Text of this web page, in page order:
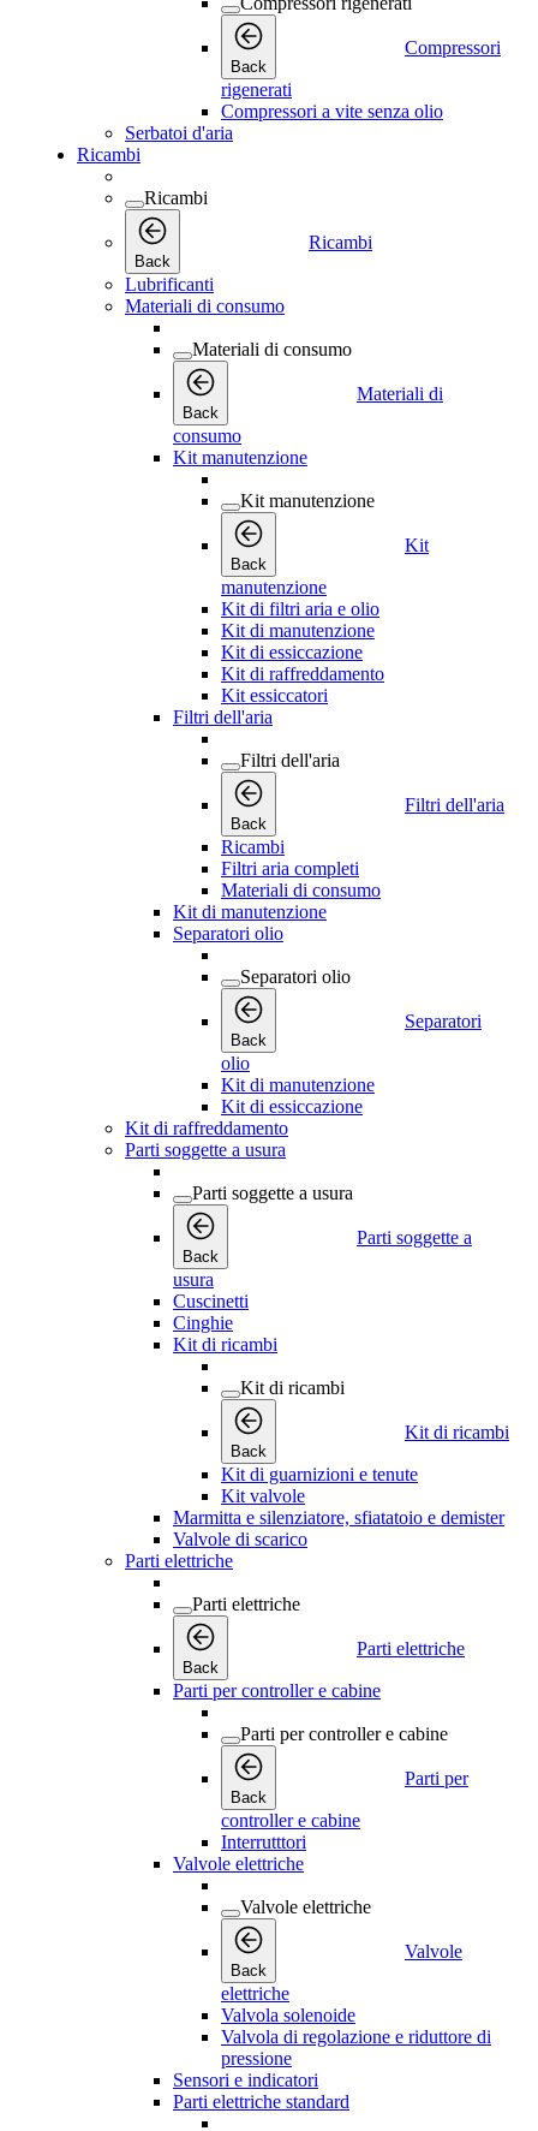
Back
Compressori
rigenerati
Compressori a vite senza olio
Serbatoi d'aria
Ricambi
Ricambi
Back
Ricambi
Lubrificanti
Materiali di consumo
Materiali di consumo
Back
Materiali di
consumo
Kit manutenzione
Kit manutenzione
Back
Kit
manutenzione
Kit di filtri aria e olio
Kit di manutenzione
Kit di essiccazione
Kit di raffreddamento
Kit essiccatori
Filtri dell'aria
Filtri dell'aria
Back
Filtri dell'aria
Ricambi
Filtri aria completi
Materiali di consumo
Kit di manutenzione
Separatori olio
Separatori olio
Back
Separatori
olio
Kit di manutenzione
Kit di essiccazione
Kit di raffreddamento
Parti soggette a usura
Parti soggette a usura
Back
Parti soggette a
usura
Cuscinetti
Cinghie
Kit di ricambi
Kit di ricambi
Back
Kit di ricambi
Kit di guarnizioni e tenute
Kit valvole
Marmitta e silenziatore, sfiatatoio e demister
Valvole di scarico
Parti elettriche
Parti elettriche
Back
Parti elettriche
Parti per controller e cabine
Parti per controller e cabine
Back
Parti per
controller e cabine
Interrutttori
Valvole elettriche
Valvole elettriche
Back
Valvole
elettriche
Valvola solenoide
Valvola di regolazione e riduttore di
pressione
Sensori e indicatori
Parti elettriche standard